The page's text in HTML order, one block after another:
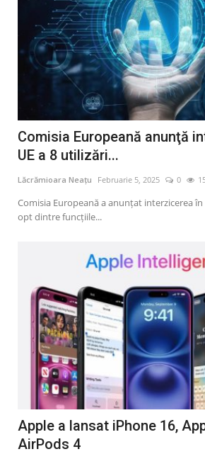
Comisia Europeană anunţă
UE a 8 utilizări...
Lăcrămioara Neațu Februarie 5, 2025 0
Comisia Europeană a anunțat interzicerea
opt dintre funcțiile...
Apple a lansat iPhone 16,
AirPods 4